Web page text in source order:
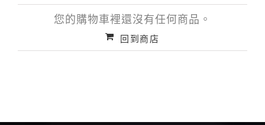
您的購物車裡還沒有任何商品。
回到商店